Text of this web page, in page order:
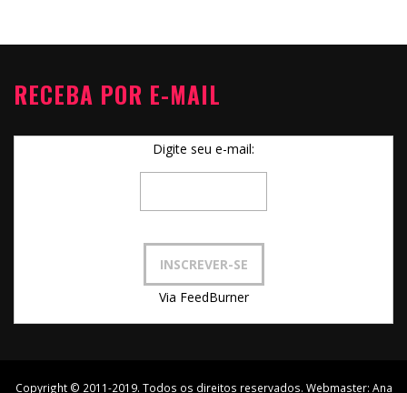
RECEBA POR E-MAIL
Digite seu e-mail:
Via FeedBurner
Copyright © 2011-2019. Todos os direitos reservados. Webmaster: Ana